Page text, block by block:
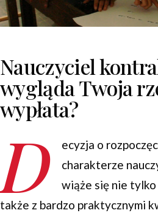
Nauczyciel
wygląda Twoja
wypłata?
D
ecyzja o
charakterze
wiąże się nie tylko
także z bardzo praktycznymi